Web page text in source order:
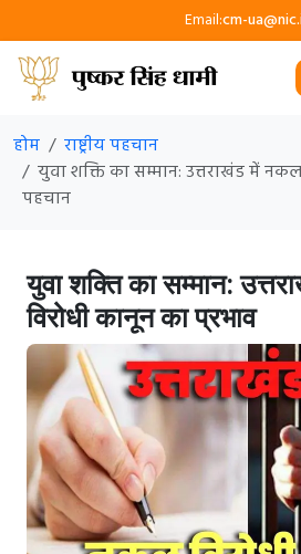
Email:cm-
होम
राष्ट्रीय पहचान
युवा शक्ति का सम्मान: उत्तराखंड में
पहचान
युवा शक्ति का सम्मान:
विरोधी कानून का प्रभाव